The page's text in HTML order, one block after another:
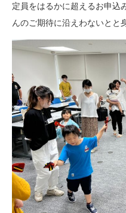
定員をはるかに超えるお申込
んのご期待に沿えわないとと